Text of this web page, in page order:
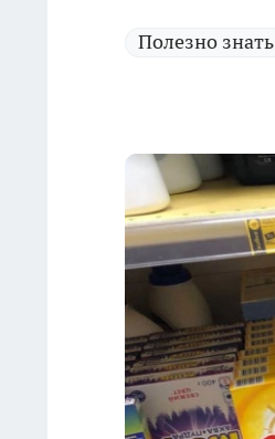
Полезно знать